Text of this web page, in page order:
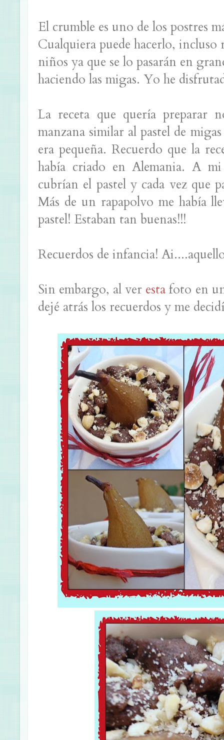
El crumble es uno de los postres
Cualquiera puede hacerlo,
niños ya que se lo pasarán en
haciendo las migas. Yo he
La receta que quería preparar
manzana similar al pastel de
era pequeña. Recuerdo que la
había criado en Alemania. A
cubrían el pastel y cada vez que
Más de un rapapolvo me había
pastel! Estaban tan buenas!!!
Recuerdos de infancia!
Sin embargo, al ver esta foto en
dejé atrás los recuerdos y me